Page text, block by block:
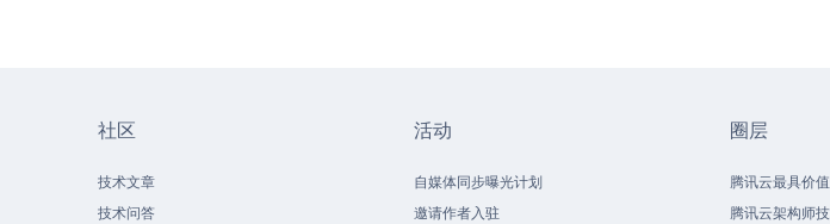
社区
技术文章
技术问答
活动
自媒体同步曝光计划
邀请作者入驻
圈层
腾讯云最具价
腾讯云架构师